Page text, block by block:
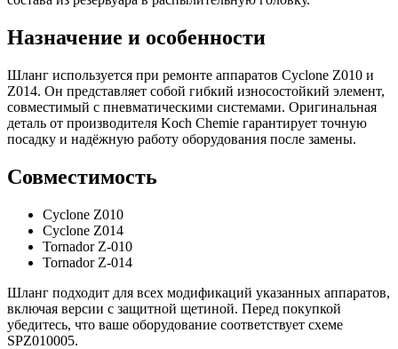
Назначение и особенности
Шланг используется при ремонте аппаратов Cyclone Z010 и
Z014. Он представляет собой гибкий износостойкий элемент,
совместимый с пневматическими системами. Оригинальная
деталь от производителя Koch Chemie гарантирует точную
посадку и надёжную работу оборудования после замены.
Совместимость
Cyclone Z010
Cyclone Z014
Tornador Z-010
Tornador Z-014
Шланг подходит для всех модификаций указанных аппаратов,
включая версии с защитной щетиной. Перед покупкой
убедитесь, что ваше оборудование соответствует схеме
SPZ010005.